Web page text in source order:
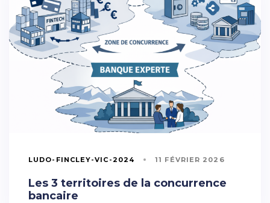
LUDO-FINCLEY-VIC-2024 11 FÉVRIER 2026
Les 3 territoires de la concurrence
bancaire